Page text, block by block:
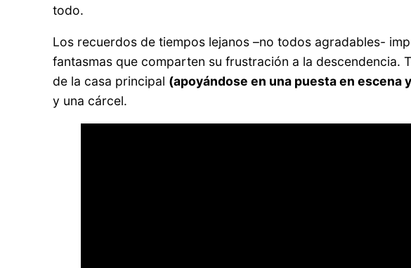
todo.
Los recuerdos de tiempos lejanos –no todos agradables-
fantasmas que comparten su frustración a la
de la casa principal (apoyándose en una puesta en escena
y una cárcel.